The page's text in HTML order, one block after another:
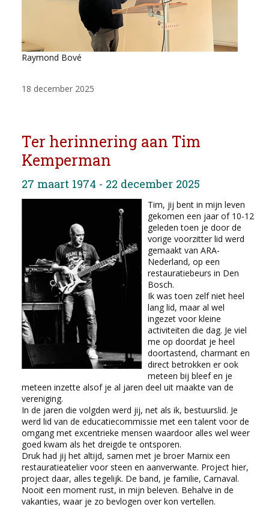
Raymond Bové
18 december 2025
Ter herinnering aan Tim
Kemperman
27 maart 1974 - 22 december 2025
Tim, jij bent in mijn leven
gekomen een jaar of 10-12
geleden toen je door de
vorige voorzitter lid werd
gemaakt van ARA-
Nederland, op een
restauratiebeurs in Den
Bosch.
Ik was toen zelf niet heel
lang lid, maar al wel
ingezet voor kleine
activiteiten die dag. Je viel
me op doordat je heel
doortastend, charmant en
direct betrokken er ook
meteen bij bleef en je
meteen inzette alsof je al jaren deel uit maakte van de
vereniging.
In de jaren die volgden werd jij, net als ik, bestuurslid. Je
werd lid van de educatiecommissie met een talent voor de
omgang met excentrieke mensen waardoor alles wel weer
goed kwam als het dreigde te ontsporen.
Druk had jij het altijd, samen met je broer Marnix een
restauratieatelier voor steen en aanverwante. Project hier,
project daar, alles tegelijk. De band, je familie, Carnaval.
Nooit een moment rust, in mijn beleven. Behalve in de
vakanties, waar je zo bevlogen over kon vertellen.